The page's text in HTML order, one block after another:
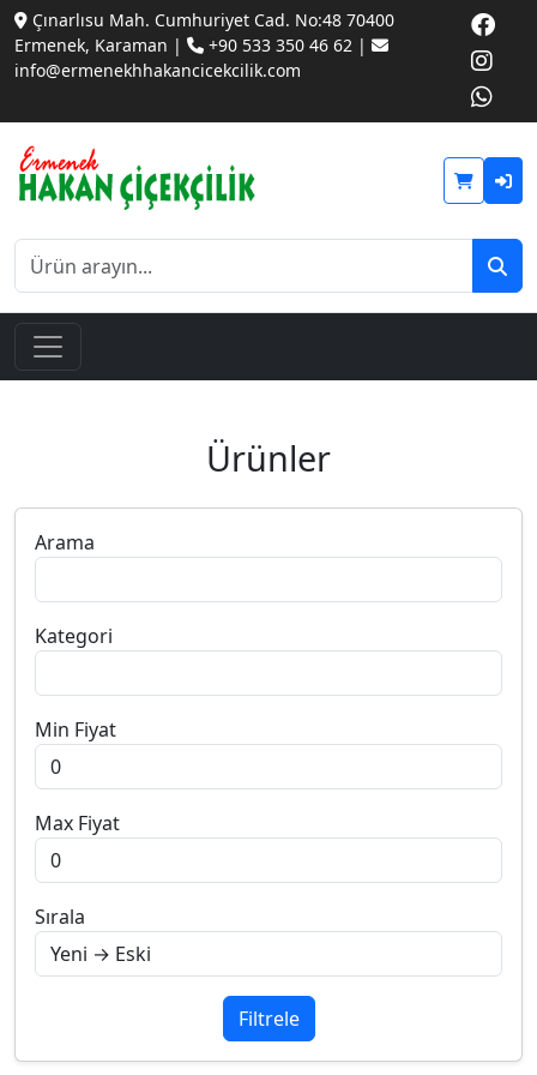
Çınarlısu Mah. Cumhuriyet Cad. No:48 70400
Ermenek, Karaman |
+90 533 350 46 62 |
info@ermenekhhakancicekcilik.com
Ürünler
Arama
Kategori
Min Fiyat
Max Fiyat
Sırala
Filtrele